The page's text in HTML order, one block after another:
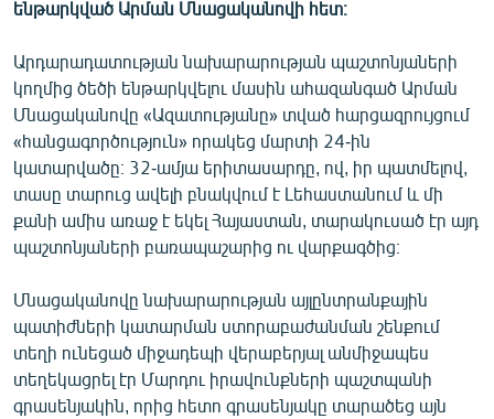
ՁԳՏԵԼՈՎ ԼԱՎԱԳՈՒՅՆԻՆ
ՓՈԴՔԱՍԹ
Հայերեն
English
Русский
ՀԵՏԵՎԵՔ ՄԵԶ
ենթարկված Արման Մնացականովի հետ։
Արդարադատության նախարարության պաշտոնյաների
կողմից ծեծի ենթարկվելու մասին ահազանգած Արման
Մնացականովը «Ազատությանը» տված հարցազրույցում
«հանցագործություն» որակեց մարտի 24-ին
կատարվածը։ 32-ամյա երիտասարդը, ով, իր պատմելով,
տասը տարուց ավելի բնակվում է Լեհաստանում և մի
քանի ամիս առաջ է եկել Հայաստան, տարակուսած էր այդ
պաշտոնյաների բառապաշարից ու վարքագծից։
Մնացականովը նախարարության այլընտրանքային
պատիժների կատարման ստորաբաժանման շենքում
տեղի ունեցած միջադեպի վերաբերյալ անմիջապես
տեղեկացրել էր Մարդու իրավունքների պաշտպանի
գրասենյակին, որից հետո գրասենյակը տարածեց այն